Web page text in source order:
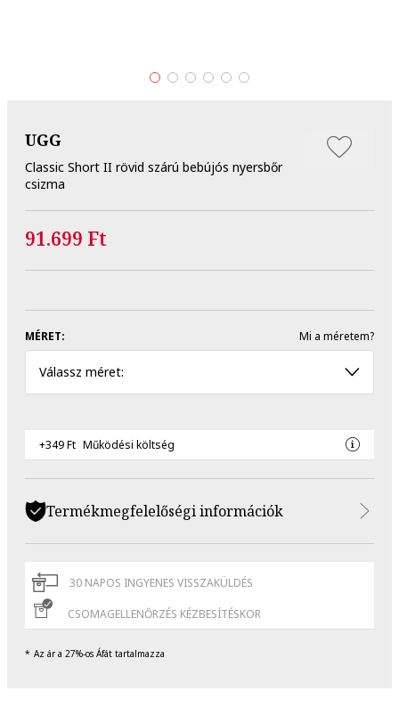
UGG
Classic Short II rövid szárú bebújós nyersbőr
csizma
91.699 Ft
MÉRET: Mi a méretem?
Válassz méret:
+349 Ft Működési költség
Termékmegfelelőségi információk
30 NAPOS INGYENES VISSZAKÜLDÉS
CSOMAGELLENŐRZÉS KÉZBESÍTÉSKOR
Az ár a 27%-os Áfát tartalmazza